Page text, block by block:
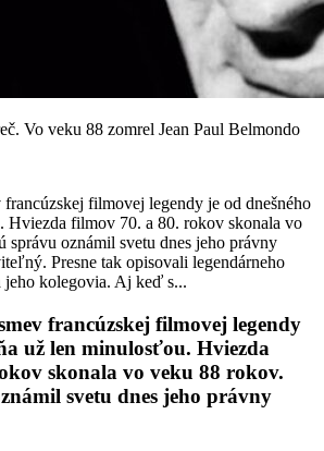
Vo veku 88 zomrel Jean Paul Belmondo
filmovej legendy je od dnešného
Hviezda filmov 70. a 80. rokov skonala vo
správu oznámil svetu dnes jeho právny
Presne tak opisovali legendárneho
jeho kolegovia. Aj keď s...
francúzskej filmovej legendy
už len minulosťou. Hviezda
skonala vo veku 88 rokov.
svetu dnes jeho právny